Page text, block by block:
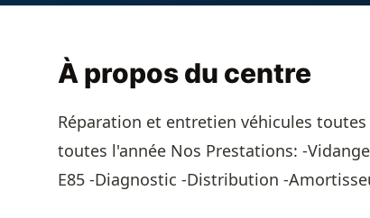
À propos du centre
Réparation et entretien véhicules
toutes l'année Nos Prestations: -
E85 -Diagnostic -Distribution -